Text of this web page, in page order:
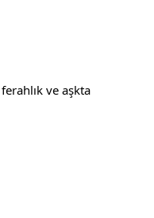
ferahlık ve aşkta